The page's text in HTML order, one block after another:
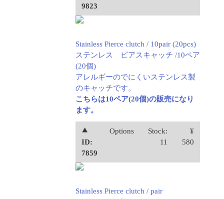
9823
Stainless Pierce clutch / 10pair (20pcs)
ステンレス ピアスキャッチ /10ペア
(20個)
アレルギーのでにくいステンレス製
のキャッチです。
こちらは10ペア(20個)の販売になり
ます。
⯅
ID:
7859
Options
Stock:
11
¥
580
Stainless Pierce clutch / pair